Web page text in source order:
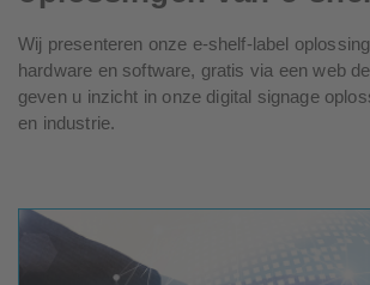
Wij presenteren onze e-shelf-label
hardware en software, gratis via een web
geven u inzicht in onze digital signage
en industrie.